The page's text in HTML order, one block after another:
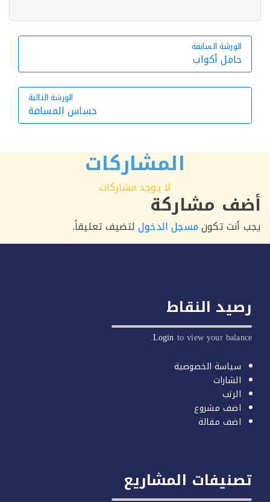
الورشة السابقة
الورشة السابقة
حامل أكواب
الورشة التالية
الورشة
حساس المسافة
المشاركات
لا يوجد مشاركات
مشاركة
تكونمسجل الدخوللتضيف تعليقاً.
النقاط
Loginto view your
سياسة الخصوصية
الشارات
الرتب
اضف مشروع
اضف مقالة
المشاريع